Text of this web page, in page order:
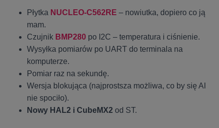
Płytka NUCLEO-C562RE – nowiutka, dopiero co ją
mam.
Czujnik BMP280 po I2C – temperatura i ciśnienie.
Wysyłka pomiarów po UART do terminala na
komputerze.
Pomiar raz na sekundę.
Wersja blokująca (najprostsza możliwa, co by się AI
nie spociło).
Nowy HAL2 i CubeMX2 od ST.